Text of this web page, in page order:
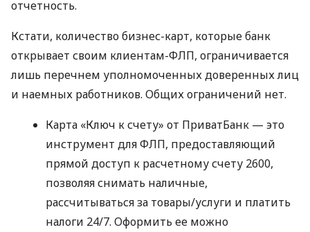
отчетность.
Кстати, количество бизнес-карт, которые банк
открывает своим клиентам-ФЛП, ограничивается
лишь перечнем уполномоченных доверенных лиц
и наемных работников. Общих ограничений нет.
Карта «Ключ к счету» от ПриватБанк — это
инструмент для ФЛП, предоставляющий
прямой доступ к расчетному счету 2600,
позволяя снимать наличные,
рассчитываться за товары/услуги и платить
налоги 24/7. Оформить ее можно